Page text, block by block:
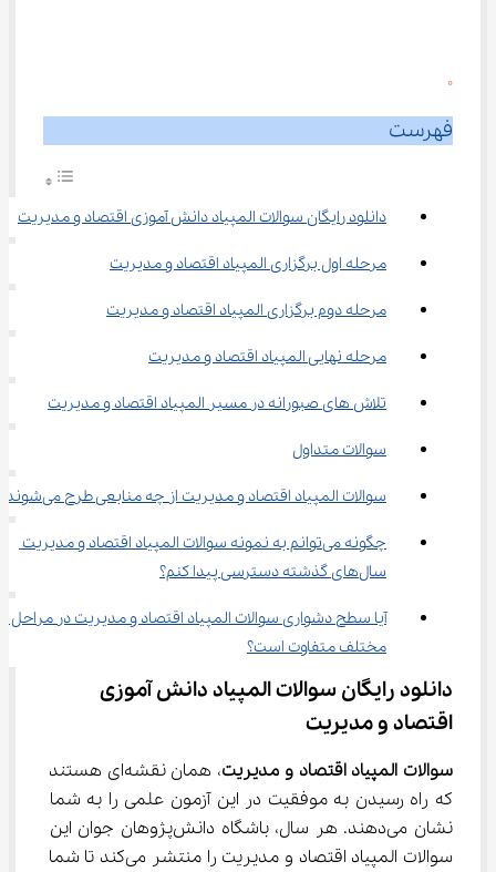
0
فهرست
دانلود رایگان سوالات المپیاد دانش آموزی اقتصاد و مدیریت
مرحله اول برگزاری المپیاد اقتصاد و مدیریت
مرحله دوم برگزاری المپیاد اقتصاد و مدیریت
مرحله نهایی المپیاد اقتصاد و مدیریت
تلاش های صبورانه در مسیر المپیاد اقتصاد و مدیریت
سوالات متداول
سوالات المپیاد اقتصاد و مدیریت از چه منابعی طرح می‌شوند؟
چگونه می‌توانم به نمونه سوالات المپیاد اقتصاد و مدیریت
سال‌های گذشته دسترسی پیدا کنم؟
آیا سطح دشواری سوالات المپیاد اقتصاد و مدیریت در مراحل
مختلف متفاوت است؟
دانلود رایگان سوالات المپیاد دانش آموزی
اقتصاد و مدیریت
سوالات المپیاد اقتصاد و مدیریت
، همان نقشه‌ای هستند
که راه رسیدن به موفقیت در این آزمون علمی را به شما
نشان می‌دهند. هر سال، باشگاه دانش‌پژوهان جوان این
سوالات المپیاد اقتصاد و مدیریت را منتشر می‌کند تا شما